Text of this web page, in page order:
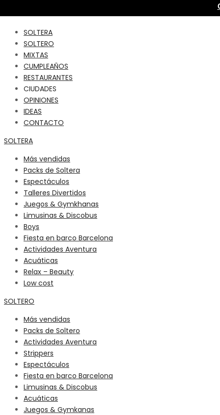
SOLTERA
SOLTERO
MIXTAS
CUMPLEAÑOS
RESTAURANTES
CIUDADES
OPINIONES
IDEAS
CONTACTO
SOLTERA
Más vendidas
Packs de Soltera
Espectáculos
Talleres Divertidos
Juegos & Gymkhanas
Limusinas & Discobus
Boys
Fiesta en barco Barcelona
Actividades Aventura
Acuáticas
Relax – Beauty
Low cost
SOLTERO
Más vendidas
Packs de Soltero
Actividades Aventura
Strippers
Espectáculos
Fiesta en barco Barcelona
Limusinas & Discobus
Acuáticas
Juegos & Gymkanas